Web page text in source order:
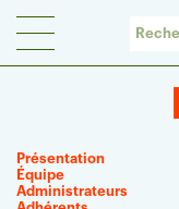
Présentation
Équipe
Administrateurs